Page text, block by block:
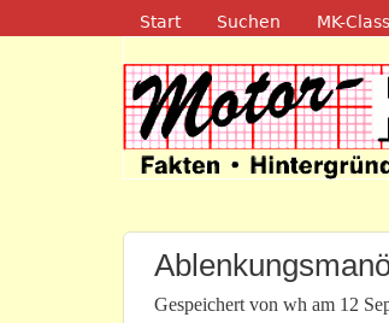
Navigation
Start Suchen MK-
Motor-
Gespeichert von wh am 12